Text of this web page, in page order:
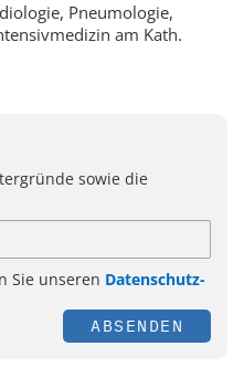
Pneumologie,
am Kath.
sowie die
Sie unseren Datenschutz-
ABSENDEN